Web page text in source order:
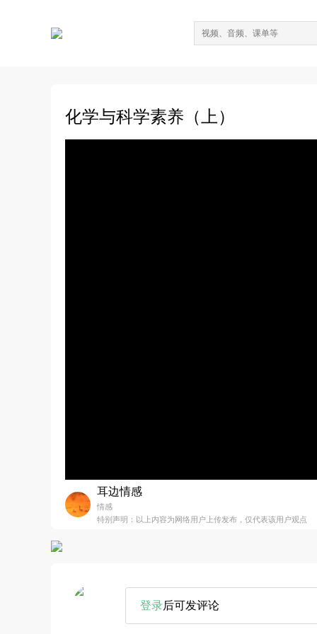
化学与科学素养（上）
耳边情感
情感
特别声明：以上内容为网络用户上传发布，仅代表该用户观点
登录后可发评论